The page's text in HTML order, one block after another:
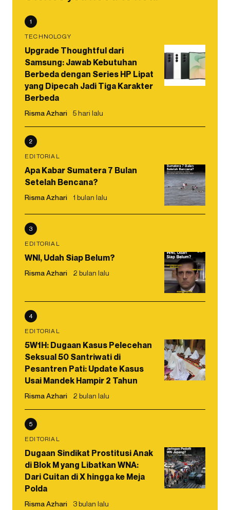
1
TECHNOLOGY
Upgrade Thoughtful dari
Samsung: Jawab Kebutuhan
Berbeda dengan Series HP Lipat
yang Dipecah Jadi Tiga Karakter
Berbeda
Risma Azhari 5 hari lalu
2
EDITORIAL
Apa Kabar Sumatera 7 Bulan
Setelah Bencana?
Risma Azhari 1 bulan lalu
3
EDITORIAL
WNI, Udah Siap Belum?
Risma Azhari 2 bulan lalu
4
EDITORIAL
5W1H: Dugaan Kasus Pelecehan
Seksual 50 Santriwati di
Pesantren Pati: Update Kasus
Usai Mandek Hampir 2 Tahun
Risma Azhari 2 bulan lalu
5
EDITORIAL
Dugaan Sindikat Prostitusi Anak
di Blok M yang Libatkan WNA:
Dari Cuitan di X hingga ke Meja
Polda
Risma Azhari 3 bulan lalu